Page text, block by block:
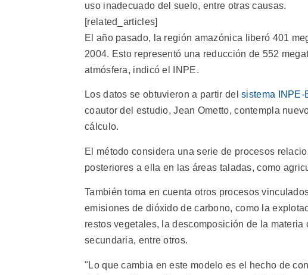
uso inadecuado del suelo, entre otras causas.
[related_articles]
El año pasado, la región amazónica liberó 401
2004. Esto representó una reducción de 552
atmósfera, indicó el INPE.
Los datos se obtuvieron a partir delsistema INPE-
coautor del estudio, Jean Ometto, contempla
cálculo.
El método considera una serie de procesos
posteriores a ella en las áreas taladas, como
También toma en cuenta otros procesos
emisiones de dióxido de carbono, como la
restos vegetales, la descomposición de la
secundaria, entre otros.
"Lo que cambia en este modelo es el hecho de